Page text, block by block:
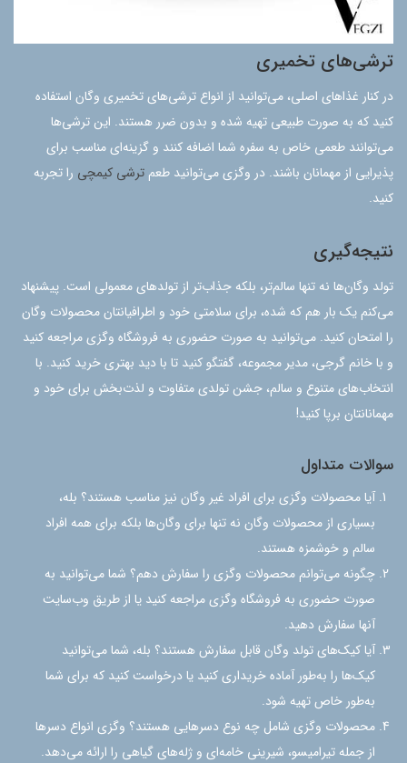
ترشی‌های تخمیری
در کنار غذاهای اصلی، می‌توانید از انواع ترشی‌های تخمیری وگان استفاده
کنید که به صورت طبیعی تهیه شده و بدون ضرر هستند. این ترشی‌ها
می‌توانند طعمی خاص به سفره شما اضافه کنند و گزینه‌ای مناسب برای
پذیرایی از مهمانان باشند. در وگزی می‌توانید طعم ترشی کیمچی را تجربه
کنید.
نتیجه‌گیری
تولد وگان‌ها نه تنها سالم‌تر، بلکه جذاب‌تر از تولدهای معمولی است. پیشنهاد
می‌کنم یک بار هم که شده، برای سلامتی خود و اطرافیانتان محصولات وگان
را امتحان کنید. می‌توانید به صورت حضوری به فروشگاه وگزی مراجعه کنید
و با خانم گرجی، مدیر مجموعه، گفتگو کنید تا با دید بهتری خرید کنید. با
انتخاب‌های متنوع و سالم، جشن تولدی متفاوت و لذت‌بخش برای خود و
مهمانانتان برپا کنید!
سوالات متداول
آیا محصولات وگزی برای افراد غیر وگان نیز مناسب هستند؟ بله،
بسیاری از محصولات وگان نه تنها برای وگان‌ها بلکه برای همه افراد
سالم و خوشمزه هستند.
چگونه می‌توانم محصولات وگزی را سفارش دهم؟ شما می‌توانید به
صورت حضوری به فروشگاه وگزی مراجعه کنید یا از طریق وب‌سایت
آنها سفارش دهید.
آیا کیک‌های تولد وگان قابل سفارش هستند؟ بله، شما می‌توانید
کیک‌ها را به‌طور آماده خریداری کنید یا درخواست کنید که برای شما
به‌طور خاص تهیه شود.
محصولات وگزی شامل چه نوع دسرهایی هستند؟ وگزی انواع دسرها
از جمله تیرامیسو، شیرینی خامه‌ای و ژله‌های گیاهی را ارائه می‌دهد.